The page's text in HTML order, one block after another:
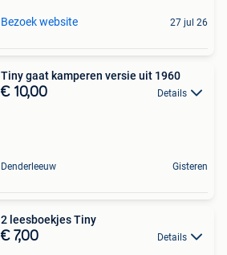
Bezoek website 27 jul 26
Tiny gaat kamperen versie uit 1960
€ 10,00 Details
Denderleeuw Gisteren
2 leesboekjes Tiny
€ 7,00 Details